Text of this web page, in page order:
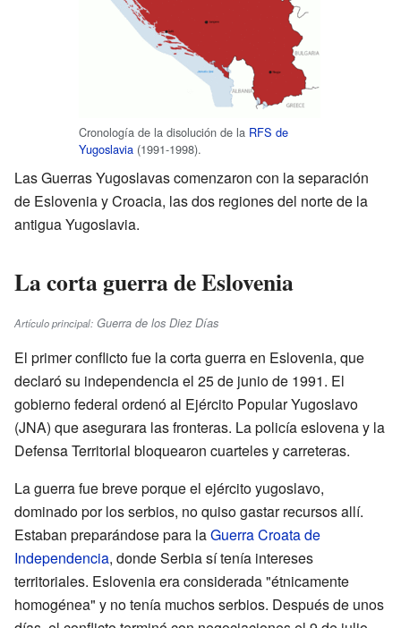
Cronología de la disolución de la RFS de
Yugoslavia (1991-1998).
Las Guerras Yugoslavas comenzaron con la separación
de Eslovenia y Croacia, las dos regiones del norte de la
antigua Yugoslavia.
La corta guerra de Eslovenia
Artículo principal: Guerra de los Diez Días
El primer conflicto fue la corta guerra en Eslovenia, que
declaró su independencia el 25 de junio de 1991. El
gobierno federal ordenó al Ejército Popular Yugoslavo
(JNA) que asegurara las fronteras. La policía eslovena y la
Defensa Territorial bloquearon cuarteles y carreteras.
La guerra fue breve porque el ejército yugoslavo,
dominado por los serbios, no quiso gastar recursos allí.
Estaban preparándose para laGuerra Croata de
Independencia, donde Serbia sí tenía intereses
territoriales. Eslovenia era considerada "étnicamente
homogénea" y no tenía muchos serbios. Después de unos